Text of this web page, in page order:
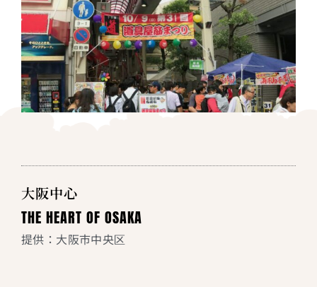
大阪中心
THE HEART OF OSAKA
提供：大阪市中央区